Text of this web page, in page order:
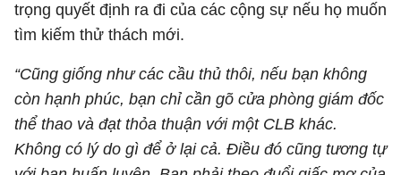
trọng quyết định ra đi của các cộng sự nếu họ muốn
tìm kiếm thử thách mới.
“Cũng giống như các cầu thủ thôi, nếu bạn không
còn hạnh phúc, bạn chỉ cần gõ cửa phòng giám đốc
thể thao và đạt thỏa thuận với một CLB khác.
Không có lý do gì để ở lại cả. Điều đó cũng tương tự